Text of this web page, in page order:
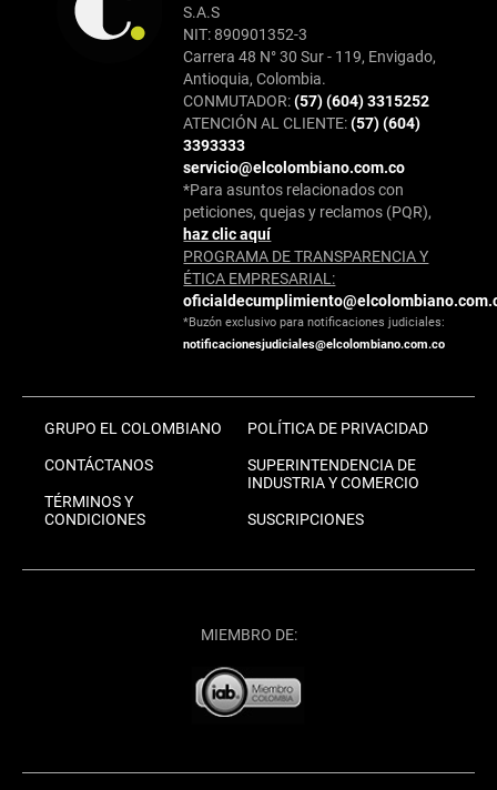
S.A.S
NIT: 890901352-3
Carrera 48 N° 30 Sur - 119, Envigado,
Antioquia, Colombia.
CONMUTADOR:(57) (604) 3315252
ATENCIÓN AL CLIENTE:(57) (604)
3393333
servicio@elcolombiano.com.co
*Para asuntos relacionados con
peticiones, quejas y reclamos (PQR),
haz clic aquí
PROGRAMA DE TRANSPARENCIA Y
ÉTICA EMPRESARIAL:
*Buzón exclusivo para notificaciones judiciales:
notificacionesjudiciales@elcolombiano.com.co
GRUPO EL COLOMBIANO
CONTÁCTANOS
TÉRMINOS Y
CONDICIONES
POLÍTICA DE PRIVACIDAD
SUPERINTENDENCIA DE
INDUSTRIA Y COMERCIO
SUSCRIPCIONES
MIEMBRO DE: